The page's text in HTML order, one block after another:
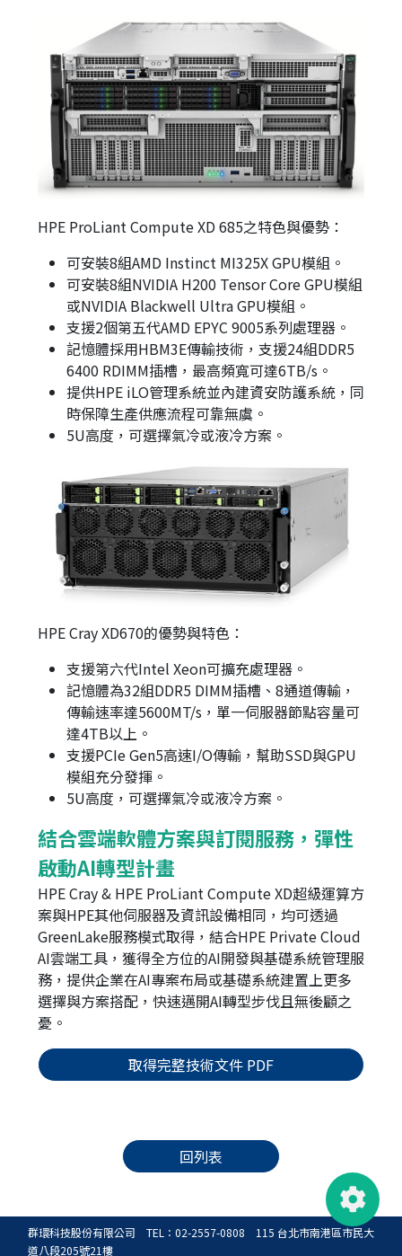
HPE ProLiant Compute XD 685之特色與優勢：
可安裝8組AMD Instinct MI325X GPU模組。
可安裝8組NVIDIA H200 Tensor Core GPU模組
或NVIDIA Blackwell Ultra GPU模組。
支援2個第五代AMD EPYC 9005系列處理器。
記憶體採用HBM3E傳輸技術，支援24組DDR5
6400 RDIMM插槽，最高頻寬可達6TB/s。
提供HPE iLO管理系統並內建資安防護系統，同
時保障生產供應流程可靠無虞。
5U高度，可選擇氣冷或液冷方案。
HPE Cray XD670的優勢與特色：
支援第六代Intel Xeon可擴充處理器。
記憶體為32組DDR5 DIMM插槽、8通道傳輸，
傳輸速率達5600MT/s，單一伺服器節點容量可
達4TB以上。
支援PCIe Gen5高速I/O傳輸，幫助SSD與GPU
模組充分發揮。
5U高度，可選擇氣冷或液冷方案。
結合雲端軟體方案與訂閱服務，彈性
啟動AI轉型計畫
HPE Cray & HPE ProLiant Compute XD超級運算方
案與HPE其他伺服器及資訊設備相同，均可透過
GreenLake服務模式取得，結合HPE Private Cloud
AI雲端工具，獲得全方位的AI開發與基礎系統管理服
務，提供企業在AI專案布局或基礎系統建置上更多
選擇與方案搭配，快速邁開AI轉型步伐且無後顧之
憂。
取得完整技術文件 PDF
回列表
群環科技股份有限公司 TEL：02-2557-0808 115 台北市南港區市民大
道八段205號21樓